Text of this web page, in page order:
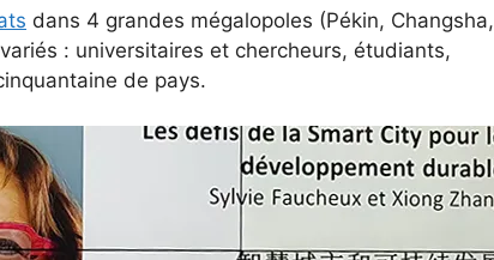
dans 4 grandes mégalopoles (Pékin, Changsha,
: universitaires et chercheurs, étudiants,
de pays.